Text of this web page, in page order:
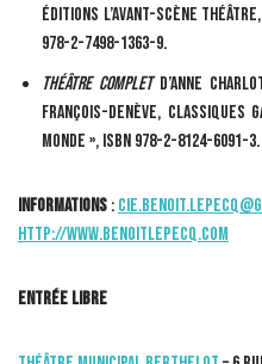
Éditions L’Avant-Scène
978-2-7498-1363-9.
Théâtre completd’Anne
François-Denève,
Monde », ISBN 978-2-8124-6091-3.
Informations :
http://www.benoitlepecq.com
Entrée libre